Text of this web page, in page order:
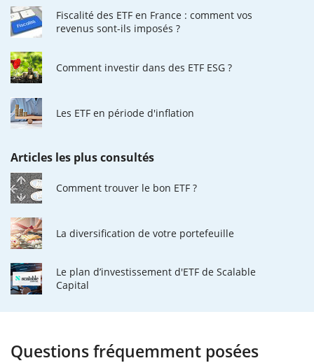
Fiscalité des ETF en France : comment vos
revenus sont-ils imposés ?
Comment investir dans des ETF ESG ?
Les ETF en période d'inflation
Articles les plus consultés
Comment trouver le bon ETF ?
La diversification de votre portefeuille
Le plan d’investissement d'ETF de Scalable
Capital
Questions fréquemment posées